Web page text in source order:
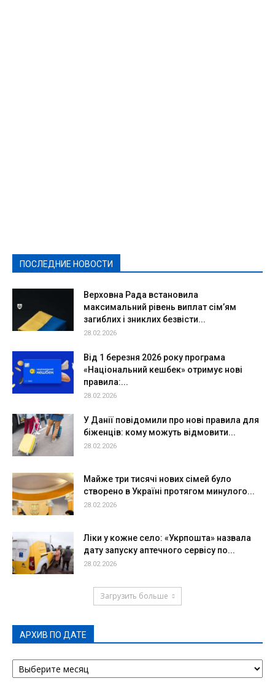
ПОСЛЕДНИЕ НОВОСТИ
Верховна Рада встановила
максимальний рівень виплат сім’ям
загиблих і зниклих безвісти...
28.02.2026
Від 1 березня 2026 року програма
«Національний кешбек» отримує нові
правила:...
28.02.2026
У Данії повідомили про нові правила для
біженців: кому можуть відмовити...
28.02.2026
Майже три тисячі нових сімей було
створено в Україні протягом минулого...
28.02.2026
Ліки у кожне село: «Укрпошта» назвала
дату запуску аптечного сервісу по...
28.02.2026
Загрузить больше
АРХИВ ПО ДАТЕ
АРХИВ
ПО